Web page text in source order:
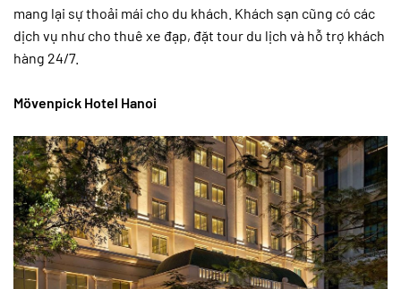
mang lại sự thoải mái cho du khách. Khách sạn cũng có các
dịch vụ như cho thuê xe đạp, đặt tour du lịch và hỗ trợ khách
hàng 24/7.
Mövenpick Hotel Hanoi